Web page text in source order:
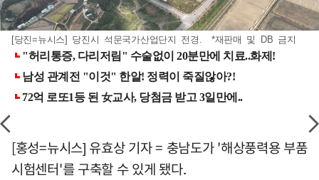
[당진=뉴시스] 당진시 석문국가산업단지 전경. *재판매 및 DB 금지
[홍성=뉴시스] 유효상 기자 = 충남도가 '해상풍력용 부품
시험센터'를 구축할 수 있게 됐다.